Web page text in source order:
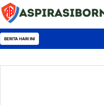
BERITA HARI INI